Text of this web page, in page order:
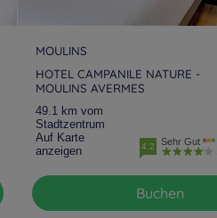
MOULINS
HOTEL CAMPANILE NATURE -
MOULINS AVERMES
49.1 km vom
Stadtzentrum
Auf Karte
anzeigen
4.2 Sehr Gut
Buchen